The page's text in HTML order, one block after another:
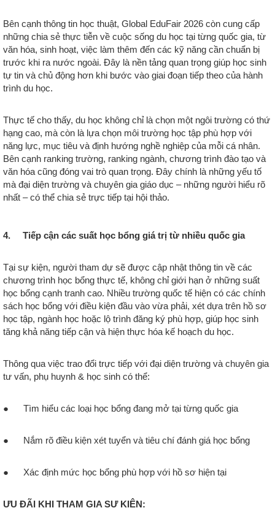
Bên cạnh thông tin học thuật, Global EduFair 2026 còn cung cấp
những chia sẻ thực tiễn về cuộc sống du học tại từng quốc gia, từ
văn hóa, sinh hoạt, việc làm thêm đến các kỹ năng cần chuẩn bị
trước khi ra nước ngoài. Đây là nền tảng quan trọng giúp học sinh
tự tin và chủ động hơn khi bước vào giai đoạn tiếp theo của hành
trình du học.
Thực tế cho thấy, du học không chỉ là chọn một ngôi trường có thứ
hạng cao, mà còn là lựa chọn môi trường học tập phù hợp với
năng lực, mục tiêu và định hướng nghề nghiệp của mỗi cá nhân.
Bên cạnh ranking trường, ranking ngành, chương trình đào tạo và
văn hóa cũng đóng vai trò quan trọng. Đây chính là những yếu tố
mà đại diện trường và chuyên gia giáo dục – những người hiểu rõ
nhất – có thể chia sẻ trực tiếp tại hội thảo.
4. Tiếp cận các suất học bổng giá trị từ nhiều quốc gia
Tại sự kiện, người tham dự sẽ được cập nhật thông tin về các
chương trình học bổng thực tế, không chỉ giới hạn ở những suất
học bổng cạnh tranh cao. Nhiều trường quốc tế hiện có các chính
sách học bổng với điều kiện đầu vào vừa phải, xét dựa trên hồ sơ
học tập, ngành học hoặc lộ trình đăng ký phù hợp, giúp học sinh
tăng khả năng tiếp cận và hiện thực hóa kế hoạch du học.
Thông qua việc trao đổi trực tiếp với đại diện trường và chuyên gia
tư vấn, phụ huynh & học sinh có thể:
● Tìm hiểu các loại học bổng đang mở tại từng quốc gia
● Nắm rõ điều kiện xét tuyển và tiêu chí đánh giá học bổng
● Xác định mức học bổng phù hợp với hồ sơ hiện tại
ƯU ĐÃI KHI THAM GIA SỰ KIỆN: